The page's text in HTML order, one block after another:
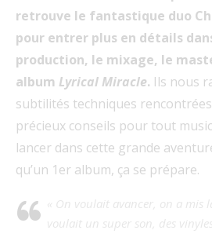
retrouve le fantastique duo
pour entrer plus en détails
production, le mixage, le
album Lyrical Miracle. Ils nous
subtilités techniques
précieux conseils pour tout
lancer dans cette grande
qu’un 1er album, ça se prépare.
« On voulait avancer, on a mis
voulait un super son, des